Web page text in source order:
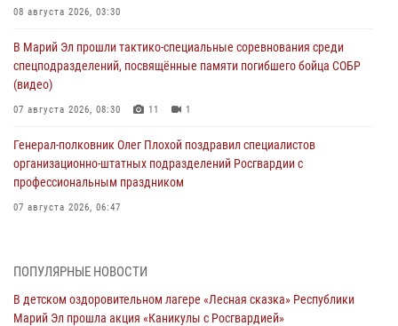
08 августа 2026, 03:30
В Марий Эл прошли тактико-специальные соревнования среди
спецподразделений, посвящённые памяти погибшего бойца СОБР
(видео)
07 августа 2026, 08:30 11 1
Генерал-полковник Олег Плохой поздравил специалистов
организационно-штатных подразделений Росгвардии с
профессиональным праздником
07 августа 2026, 06:47
Всероссийском семинаре в Нижнем Новгороде (видео)
07 августа 2026, 06:25 8 1
ПОПУЛЯРНЫЕ НОВОСТИ
В детском оздоровительном лагере «Лесная сказка» Республики
Марий Эл прошла акция «Каникулы с Росгвардией»